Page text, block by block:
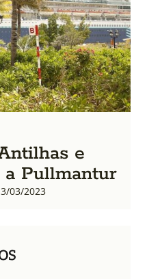
e
Pullmantur
03/2023